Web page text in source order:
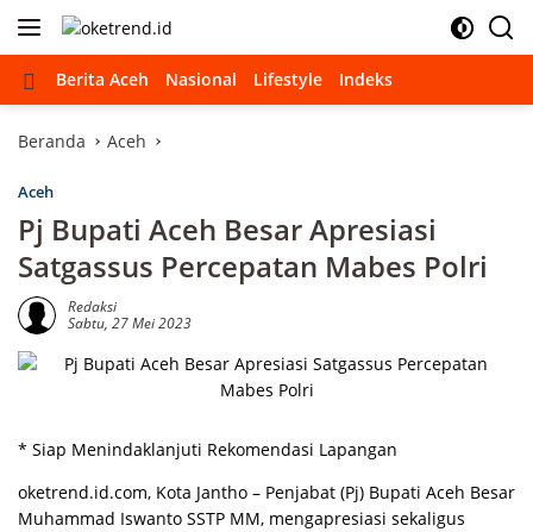
Langsung
Beranda
Berita Aceh Nasional Lifestyle Indeks
Beranda Aceh
Aceh
Pj Bupati Aceh Besar Apresiasi
Satgassus Percepatan Mabes Polri
Redaksi
Sabtu, 27 Mei 2023
* Siap Menindaklanjuti Rekomendasi Lapangan
oketrend.id.com, Kota Jantho – Penjabat (Pj) Bupati Aceh Besar
Muhammad Iswanto SSTP MM, mengapresiasi sekaligus